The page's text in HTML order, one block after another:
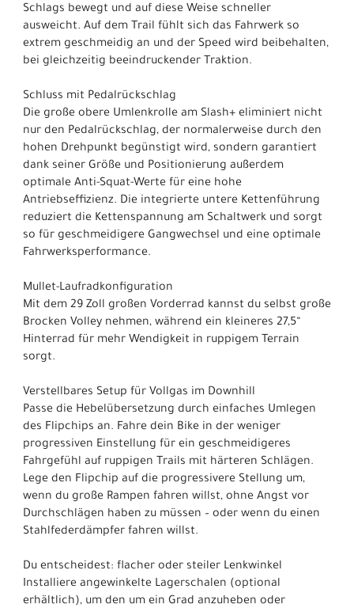
Schlags bewegt und auf diese Weise schneller
ausweicht. Auf dem Trail fühlt sich das Fahrwerk so
extrem geschmeidig an und der Speed wird beibehalten,
bei gleichzeitig beeindruckender Traktion.
Schluss mit Pedalrückschlag
Die große obere Umlenkrolle am Slash+ eliminiert nicht
nur den Pedalrückschlag, der normalerweise durch den
hohen Drehpunkt begünstigt wird, sondern garantiert
dank seiner Größe und Positionierung außerdem
optimale Anti-Squat-Werte für eine hohe
Antriebseffizienz. Die integrierte untere Kettenführung
reduziert die Kettenspannung am Schaltwerk und sorgt
so für geschmeidigere Gangwechsel und eine optimale
Fahrwerksperformance.
Mullet-Laufradkonfiguration
Mit dem 29 Zoll großen Vorderrad kannst du selbst große
Brocken Volley nehmen, während ein kleineres 27,5“
Hinterrad für mehr Wendigkeit in ruppigem Terrain
sorgt.
Verstellbares Setup für Vollgas im Downhill
Passe die Hebelübersetzung durch einfaches Umlegen
des Flipchips an. Fahre dein Bike in der weniger
progressiven Einstellung für ein geschmeidigeres
Fahrgefühl auf ruppigen Trails mit härteren Schlägen.
Lege den Flipchip auf die progressivere Stellung um,
wenn du große Rampen fahren willst, ohne Angst vor
Durchschlägen haben zu müssen – oder wenn du einen
Stahlfederdämpfer fahren willst.
Du entscheidest: flacher oder steiler Lenkwinkel
Installiere angewinkelte Lagerschalen (optional
erhältlich), um den um ein Grad anzuheben oder